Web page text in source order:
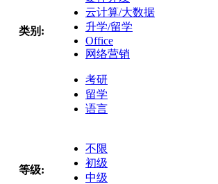
类别:
云计算/大数据
升学/留学
Office
网络营销
考研
留学
语言
等级:
不限
初级
中级